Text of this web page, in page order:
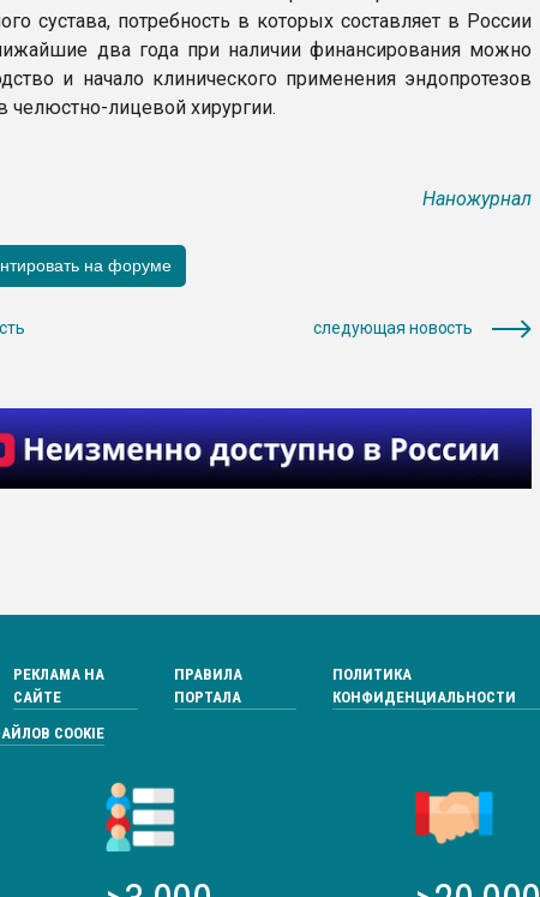
сустава, потребность в которых составляет в России
два года при наличии финансирования можно
и начало клинического применения эндопротезов
челюстно-лицевой хирургии.
Наножурнал
следующая новость
РЕКЛАМА НА
САЙТЕ
ПРАВИЛА
ПОРТАЛА
ПОЛИТИКА
КОНФИДЕНЦИАЛЬНОСТИ
COOKIE